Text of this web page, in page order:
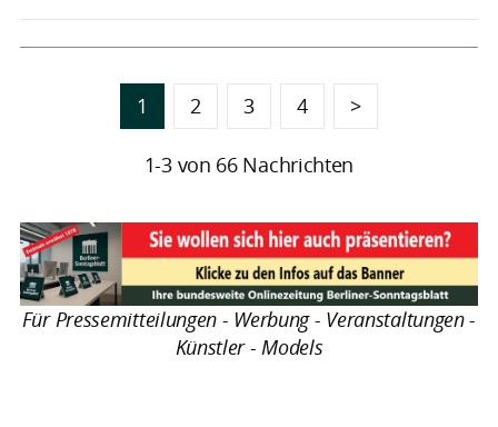
1 2 3 4 >
1-3 von 66 Nachrichten
Für Pressemitteilungen - Werbung - Veranstaltungen -
Künstler - Models